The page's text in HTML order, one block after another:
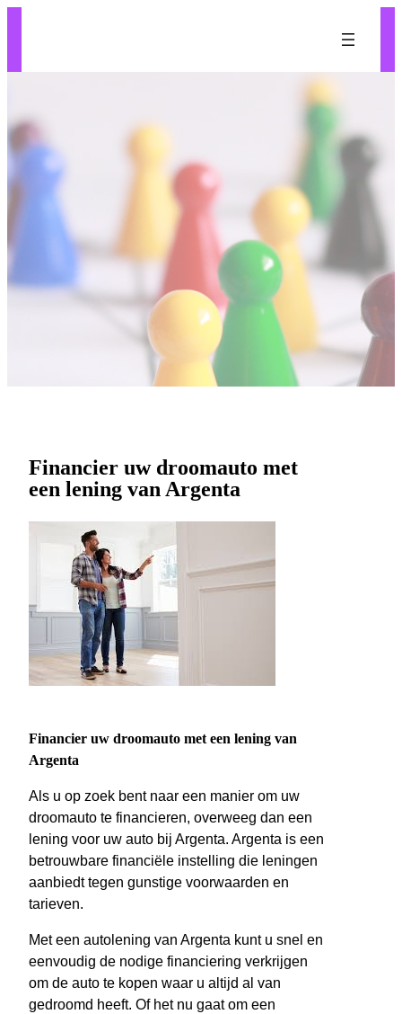
Financier uw droomauto met
een lening van Argenta
Financier uw droomauto met een lening van
Argenta
Als u op zoek bent naar een manier om uw
droomauto te financieren, overweeg dan een
lening voor uw auto bij Argenta. Argenta is een
betrouwbare financiële instelling die leningen
aanbiedt tegen gunstige voorwaarden en
tarieven.
Met een autolening van Argenta kunt u snel en
eenvoudig de nodige financiering verkrijgen
om de auto te kopen waar u altijd al van
gedroomd heeft. Of het nu gaat om een